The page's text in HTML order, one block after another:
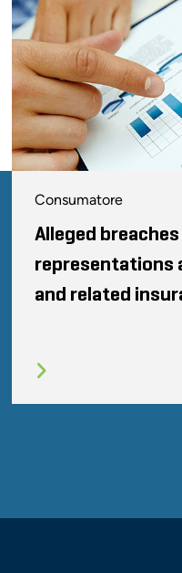
Consumatore
Alleged
representations
and related